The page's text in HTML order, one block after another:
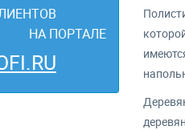
НА ПОРТАЛЕ